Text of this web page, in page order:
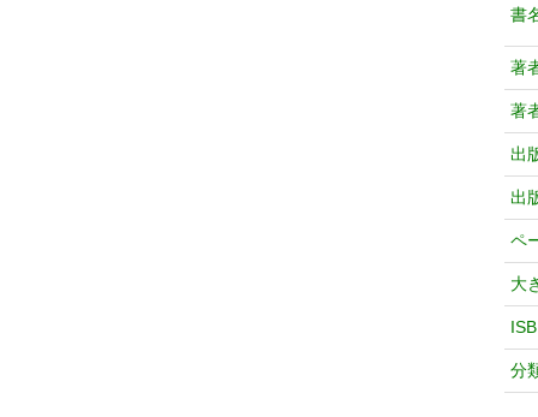
書
著
著
出
出
ペ
大
分